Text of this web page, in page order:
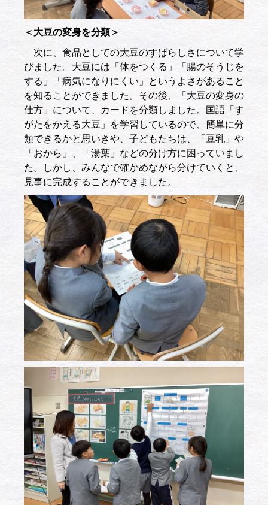
＜大豆の変身を分類＞
次に、食品としての大豆のすばらしさについて学
びました。大豆には「体をつくる」「腸のそうじを
する」「病気になりにくい」というよさがあること
を知ることができました。その後、「大豆の変身の
仕方」について、カードを分類しました。国語「す
がたをかえる大豆」を学習しているので、簡単に分
類できるかと思いきや、子どもたちは、「豆乳」や
「おから」、「湯葉」などの分け方に困っていまし
た。しかし、みんなで確かめながら分けていくと、
見事に完成することができました。